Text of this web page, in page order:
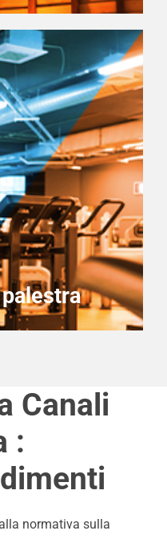
Canali
:
normativa sulla